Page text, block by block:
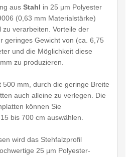
aus Stahl in 25 µm Polyester
(0,63 mm Materialstärke)
zu verarbeiten. Vorteile der
geringes Gewicht von (ca. 6,75
und die Möglichkeit diese
zu produzieren.
500 mm, durch die geringe Breite
auch alleine zu verlegen. Die
können Sie
bis 700 cm auswählen.
wird das Stehfalzprofil
25 µm Polyester-